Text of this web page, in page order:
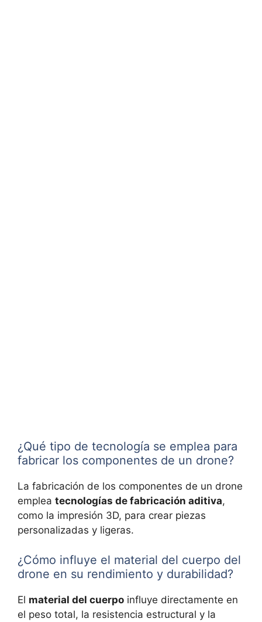
¿Qué tipo de tecnología se emplea para
fabricar los componentes de un drone?
La fabricación de los componentes de un drone
emplea tecnologías de fabricación aditiva,
como la impresión 3D, para crear piezas
personalizadas y ligeras.
¿Cómo influye el material del cuerpo del
drone en su rendimiento y durabilidad?
El material del cuerpo influye directamente en
el peso total, la resistencia estructural y la